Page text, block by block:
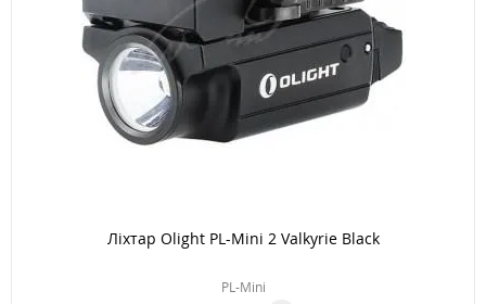
Ліхтар Olight PL-Mini 2 Valkyrie Black
PL-Mini